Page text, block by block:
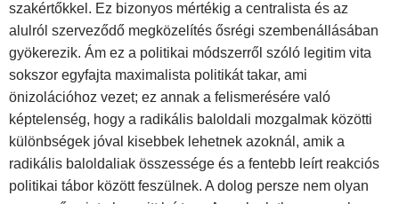
szakértőkkel. Ez bizonyos mértékig a centralista és az
alulról szerveződő megközelítés ősrégi szembenállásában
gyökerezik. Ám ez a politikai módszerről szóló legitim vita
sokszor egyfajta maximalista politikát takar, ami
önizolációhoz vezet; ez annak a felismerésére való
képtelenség, hogy a radikális baloldali mozgalmak közötti
különbségek jóval kisebbek lehetnek azoknál, amik a
radikális baloldaliak összessége és a fentebb leírt reakciós
politikai tábor között feszülnek. A dolog persze nem olyan